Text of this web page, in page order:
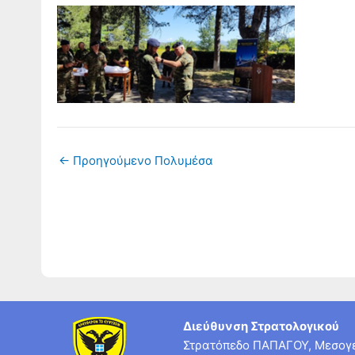
← Προηγούμενο Πολυμέσα
Διεύθυνση Στρατολογικού
Στρατόπεδο ΠΑΠΑΓΟΥ,